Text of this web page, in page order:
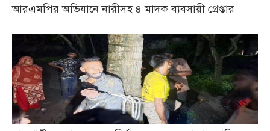
আরএমপির অভিযানে নারীসহ ৪ মাদক ব্যবসায়ী গ্রেপ্তার